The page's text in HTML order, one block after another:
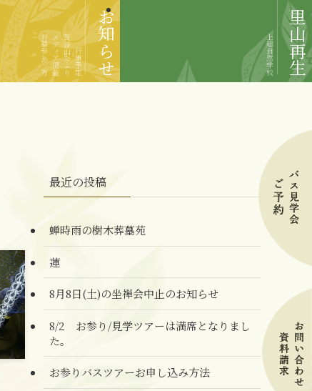
お知らせ
行事予定
瓦谷山たより
メディア掲載
お墓参りの方 里山再生
上総自然学校
最近の投稿
蝉時雨の樹木葬墓苑
蓮
8月8日(土)の坐禅会中止のお知らせ
8/2 お参り/見学ツアーは満席となりまし
た。
お参りバスツアーお申し込み方法